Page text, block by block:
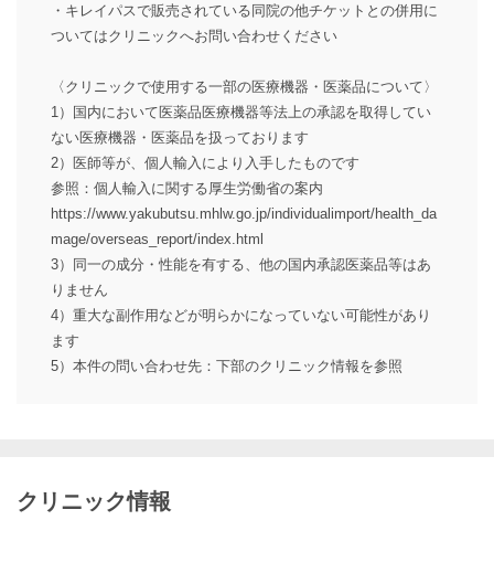
・キレイパスで販売されている同院の他チケットとの併用に
ついてはクリニックへお問い合わせください
〈クリニックで使用する一部の医療機器・医薬品について〉
1）国内において医薬品医療機器等法上の承認を取得してい
ない医療機器・医薬品を扱っております
2）医師等が、個人輸入により入手したものです
参照：個人輸入に関する厚生労働省の案内
https://www.yakubutsu.mhlw.go.jp/individualimport/health_da
mage/overseas_report/index.html
3）同一の成分・性能を有する、他の国内承認医薬品等はあ
りません
4）重大な副作用などが明らかになっていない可能性があり
ます
5）本件の問い合わせ先：下部のクリニック情報を参照
クリニック情報